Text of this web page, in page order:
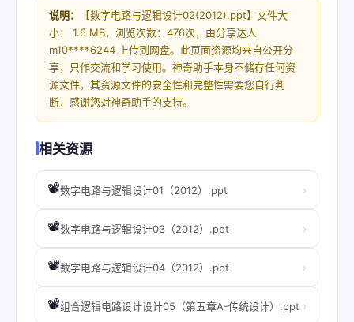
说明：
【数字电路与逻辑设计02(2012).ppt】文件大
小： 1.6 MB，浏览次数：476次，由分享达人
m10****6244 上传到网盘。此页面资源均来自公开分
享，只作交流和学习使用。神奇助手本身不储存任何资
源文件，其资源文件的安全性和完整性需要您自行判
断，感谢您对神奇助手的支持。
相关资源
📽️数字电路与逻辑设计01（2012）.ppt ›
📽️数字电路与逻辑设计03（2012）.ppt ›
📽️数字电路与逻辑设计04（2012）.ppt ›
📽️组合逻辑电路设计设计05（第五章A-传统设计）.ppt ›